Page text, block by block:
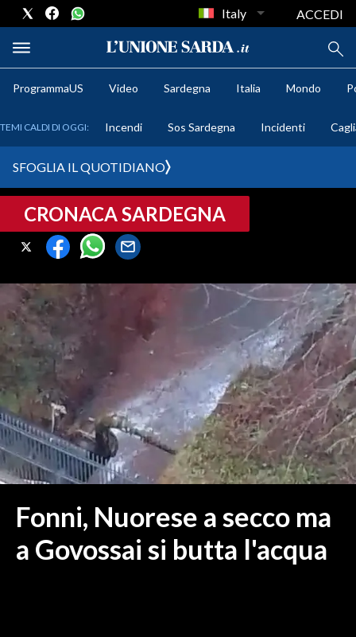
VIDEO
CAGLIARI
PROVINCIA DI CAGLIARI
SULCIS IGLESIENTE
MEDIO CAMPIDANO
ORISTANO E PROVINCIA
SASSARI E PROVINCIA
GALLURA
NUORO E PROVINCIA
OGLIASTRA
AGENDA
CRONACA
Italy ACCEDI
ProgrammaUS Video Sardegna Italia Mondo
TEMI CALDI DI OGGI: Incendi Sos Sardegna Incidenti
SFOGLIA IL QUOTIDIANO
CRONACA SARDEGNA
Fonni, Nuorese a secco ma
a Govossai si butta l'acqua